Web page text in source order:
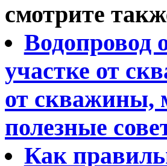
смотрите
Водопровод
участке от
от скважины,
полезные
Как